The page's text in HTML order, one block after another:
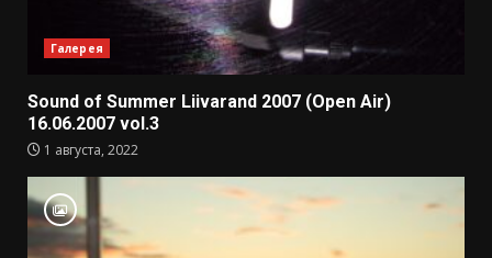
Галерея
Sound of Summer Liivarand 2007 (Open Air)
16.06.2007 vol.3
1 августа, 2022